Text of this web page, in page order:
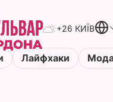
+26 КИЇВ
Лайфхаки Мода